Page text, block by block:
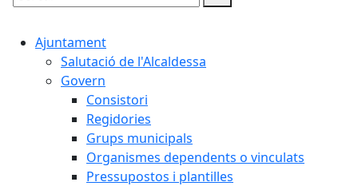
Cercar:
Ajuntament
Salutació de l'Alcaldessa
Govern
Consistori
Regidories
Grups municipals
Organismes dependents o vinculats
Pressupostos i plantilles